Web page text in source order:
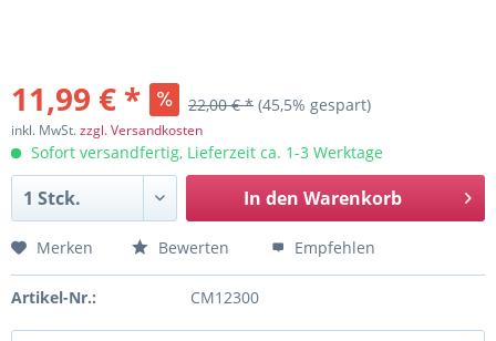
11,99 € * 22,00 € * (45,5% gespart)
inkl. MwSt.zzgl. Versandkosten
Sofort versandfertig, Lieferzeit ca. 1-3 Werktage
In den Warenkorb
Merken Bewerten Empfehlen
Artikel-Nr.: CM12300